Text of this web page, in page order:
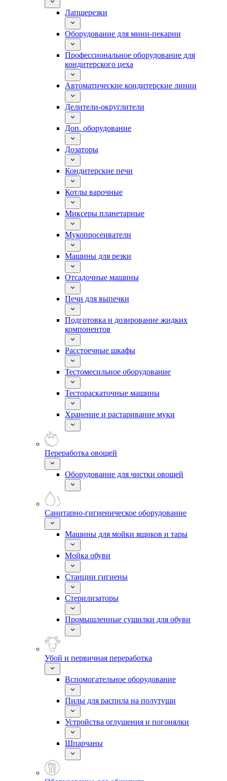
Лапшерезки
Оборудование для мини-пекарни
Профессиональное оборудование для
кондитерского цеха
Автоматические кондитерские линии
Делители-округлители
Доп. оборудование
Дозаторы
Кондитерские печи
Котлы варочные
Миксеры планетарные
Мукопросеиватели
Машины для резки
Отсадочные машины
Печи для выпечки
Подготовка и дозирование жидких
компонентов
Расстоечные шкафы
Тестомесильное оборудование
Тестораскаточные машины
Хранение и растаривание муки
Переработка овощей
Оборудование для чистки овощей
Санитарно-гигиеническое оборудование
Машины для мойки ящиков и тары
Мойка обуви
Станции гигиены
Стерилизаторы
Промышленные сушилки для обуви
Убой и первичная переработка
Вспомогательное оборудование
Пилы для распила на полутуши
Устройства оглушения и погонялки
Шпарчаны